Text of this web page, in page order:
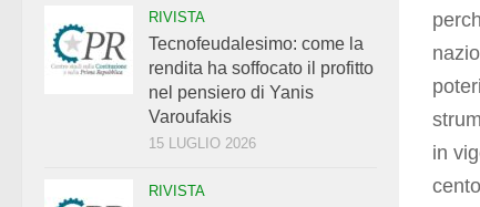
in
RIVISTA
Tecnofeudalesimo: come la
rendita ha soffocato il profitto
nel pensiero di Yanis
Varoufakis
15 LUGLIO 2026
RIVISTA